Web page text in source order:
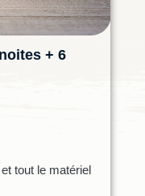
+ 6
tout le matériel